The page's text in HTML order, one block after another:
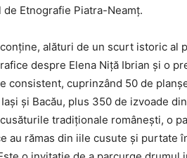
de Etnografie Piatra-Neamț.
alături de un scurt istoric al
despre Elena Niță Ibrian și o
consistent, cuprinzând 50 de
Iași și Bacău, plus 350 de izvoade
tradiționale românești, o
au rămas din iile cusute și purtate